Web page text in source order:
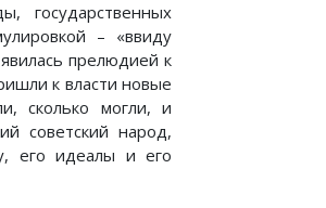
государственных
– «ввиду
прелюдией к
к власти новые
сколько могли, и
советский народ,
его идеалы и его